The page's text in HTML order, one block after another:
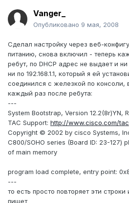
Vanger_
Опубликовано 9 мая, 2008
Сделал настройку через веб-
питанию, снова включил - теперь
ребут, по DHCP адрес не выдает и ни
ни по 192.168.1.1, который я ей
соединился с железкой по консоли,
каждый раз после ребута:
---
System Bootstrap, Version 12.2(8r)YN,
TAC Support: http://www.cisco.com/tac
Copyright © 2002 by cisco Systems,
C800/SOHO series (Board ID: 23-127)
of main memory
program load complete, entry point:
---
то есть просто повторяет эти
пишет